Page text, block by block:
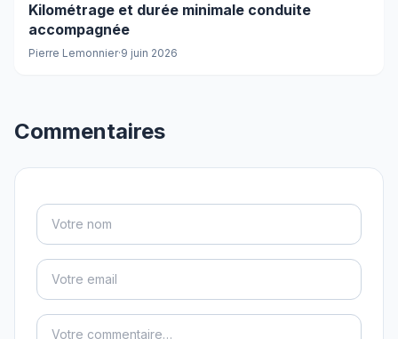
Kilométrage et durée minimale conduite
accompagnée
Pierre Lemonnier·9 juin 2026
Commentaires